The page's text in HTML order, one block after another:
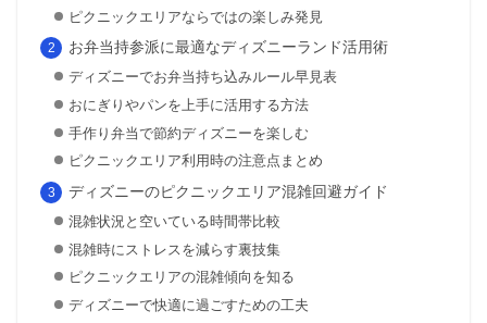
ピクニックエリアならではの楽しみ発見
お弁当持参派に最適なディズニーランド活用術
ディズニーでお弁当持ち込みルール早見表
おにぎりやパンを上手に活用する方法
手作り弁当で節約ディズニーを楽しむ
ピクニックエリア利用時の注意点まとめ
ディズニーのピクニックエリア混雑回避ガイド
混雑状況と空いている時間帯比較
混雑時にストレスを減らす裏技集
ピクニックエリアの混雑傾向を知る
ディズニーで快適に過ごすための工夫